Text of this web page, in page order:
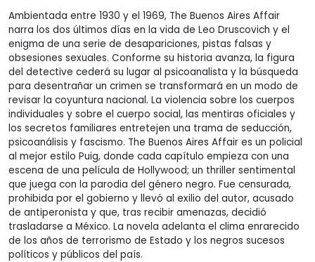
Ambientada entre 1930 y el 1969, The Buenos Aires Affair
narra los dos últimos días en la vida de Leo Druscovich y el
enigma de una serie de desapariciones, pistas falsas y
obsesiones sexuales. Conforme su historia avanza, la figura
del detective cederá su lugar al psicoanalista y la búsqueda
para desentrañar un crimen se transformará en un modo de
revisar la coyuntura nacional. La violencia sobre los cuerpos
individuales y sobre el cuerpo social, las mentiras oficiales y
los secretos familiares entretejen una trama de seducción,
psicoanálisis y fascismo. The Buenos Aires Affair es un policial
al mejor estilo Puig, donde cada capítulo empieza con una
escena de una película de Hollywood; un thriller sentimental
que juega con la parodia del género negro. Fue censurada,
prohibida por el gobierno y llevó al exilio del autor, acusado
de antiperonista y que, tras recibir amenazas, decidió
trasladarse a México. La novela adelanta el clima enrarecido
de los años de terrorismo de Estado y los negros sucesos
políticos y públicos del país.